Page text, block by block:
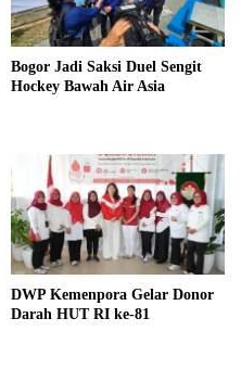
Bogor Jadi Saksi Duel Sengit
Hockey Bawah Air Asia
DWP Kemenpora Gelar Donor
Darah HUT RI ke-81